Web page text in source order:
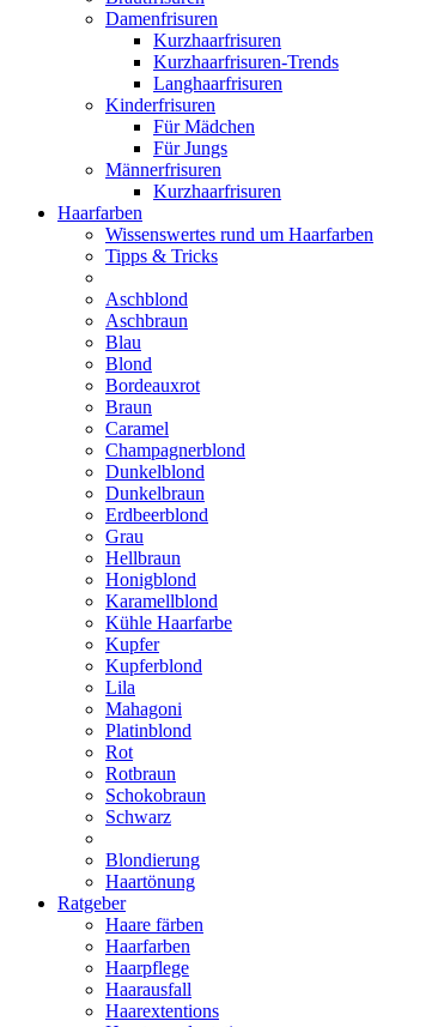
Damenfrisuren
Kurzhaarfrisuren
Kurzhaarfrisuren-Trends
Langhaarfrisuren
Kinderfrisuren
Für Mädchen
Für Jungs
Männerfrisuren
Kurzhaarfrisuren
Haarfarben
Wissenswertes rund um Haarfarben
Tipps & Tricks
Aschblond
Aschbraun
Blau
Blond
Bordeauxrot
Braun
Caramel
Champagnerblond
Dunkelblond
Dunkelbraun
Erdbeerblond
Grau
Hellbraun
Honigblond
Karamellblond
Kühle Haarfarbe
Kupfer
Kupferblond
Lila
Mahagoni
Platinblond
Rot
Rotbraun
Schokobraun
Schwarz
Blondierung
Haartönung
Ratgeber
Haare färben
Haarfarben
Haarpflege
Haarausfall
Haarextentions